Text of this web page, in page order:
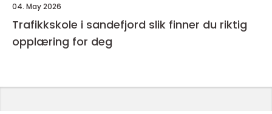
04. May 2026
Trafikkskole i sandefjord slik finner du riktig
opplæring for deg